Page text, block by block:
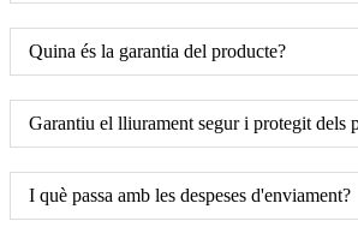
Quina és la garantia del producte?
Garantiu el lliurament segur i protegit dels
I què passa amb les despeses d'enviament?